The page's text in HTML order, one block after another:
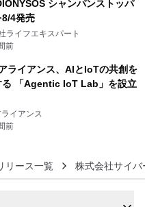
シャンパンストッパ
8/4発売
ライフエキスパート
前
ライアンス、AIとIoTの共創を
る 「Agentic IoT Lab」を設立
イアンス
前
リース一覧 株式会社サイバ